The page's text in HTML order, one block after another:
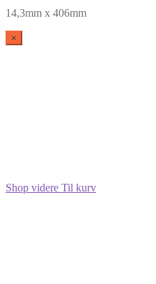
14,3mm x 406mm
×
Shop videre Til kurv